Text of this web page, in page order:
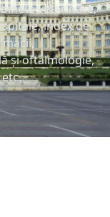
veterinare,
index de
și oftalmologie,